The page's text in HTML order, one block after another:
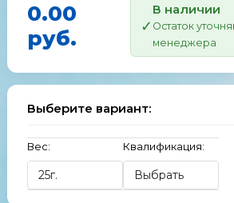
0.00
руб.
В наличии
Остаток
менеджера
Выберите вариант:
Вес: Квалификация: